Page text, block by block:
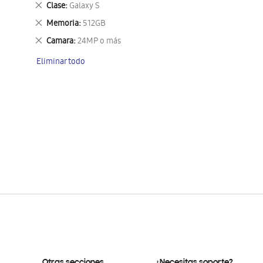
Clase Galaxy S
Eliminar
este
artículo
Memoria 512GB
Eliminar
este
artículo
Camara 24MP o más
Eliminar
artículo
Eliminar todo